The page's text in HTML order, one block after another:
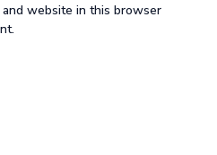
and website in this browser